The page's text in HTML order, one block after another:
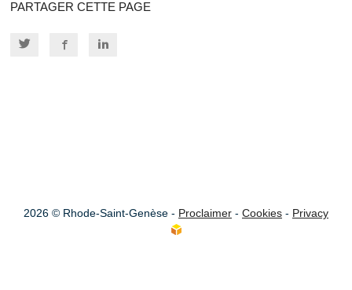
PARTAGER CETTE PAGE
2026 © Rhode-Saint-Genèse - Proclaimer- Cookies- Privacy